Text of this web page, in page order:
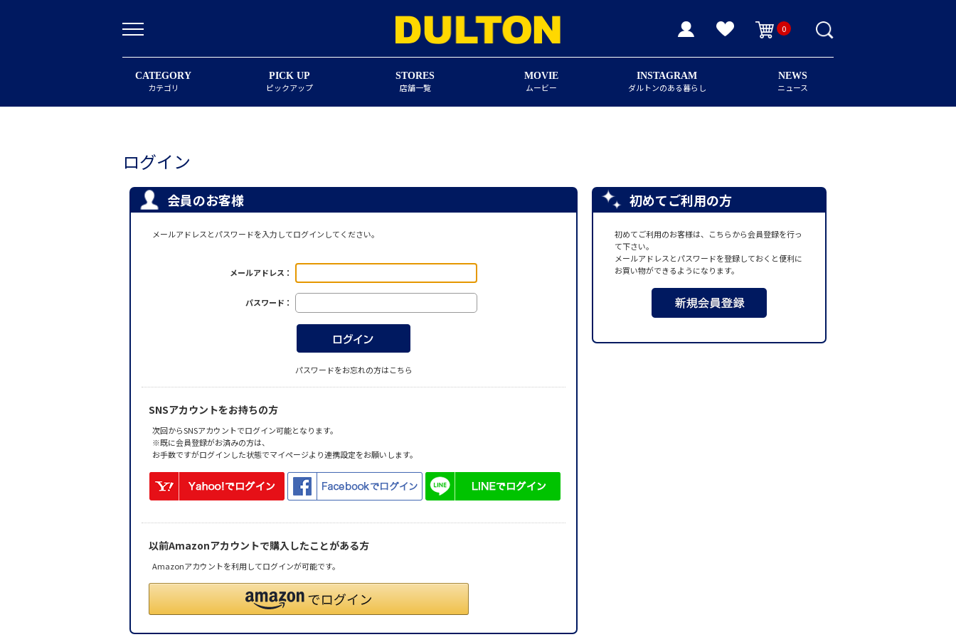
0
CATEGORY
カテゴリ
PICK UP
ピックアップ
STORES
店舗一覧
MOVIE
ムービー
INSTAGRAM
ダルトンのある暮らし
NEWS
ニュース
ログイン
会員のお客様
メールアドレスとパスワードを入力してログインしてください。
メールアドレス：
パスワード：
パスワードをお忘れの方はこちら
SNSアカウントをお持ちの方
次回からSNSアカウントでログイン可能となります。
※既に会員登録がお済みの方は、
お手数ですがログインした状態でマイページより連携設定をお願いします。
以前Amazonアカウントで購入したことがある方
Amazonアカウントを利用してログインが可能です。
初めてご利用の方
初めてご利用のお客様は、こちらから会員登録を行っ
て下さい。
メールアドレスとパスワードを登録しておくと便利に
お買い物ができるようになります。